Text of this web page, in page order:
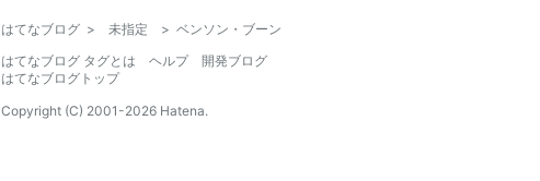
はてなブログ > 未指定 > ベンソン・ブーン
はてなブログ タグとは
ヘルプ
開発ブログ
はてなブログトップ
Copyright (C) 2001-2026 Hatena.